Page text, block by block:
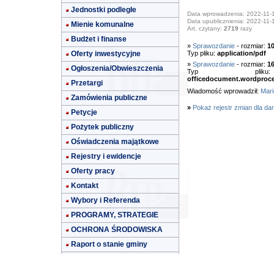
Jednostki podległe
Mienie komunalne
Budżet i finanse
Oferty inwestycyjne
Ogłoszenia/Obwieszczenia
Przetargi
Zamówienia publiczne
Petycje
Pożytek publiczny
Oświadczenia majątkowe
Rejestry i ewidencje
Oferty pracy
Kontakt
Wybory i Referenda
PROGRAMY, STRATEGIE
OCHRONA ŚRODOWISKA
Raport o stanie gminy
Data wprowadzenia: 2022-11-
Data upublicznienia: 2022-11-
Art. czytany: 2719 razy
» Sprawozdanie- rozmiar:
Typ pliku: application/pdf
» Sprawozdanie- rozmiar:
Typ
Wiadomość wprowadził:
» Pokaż rejestr zmian dla